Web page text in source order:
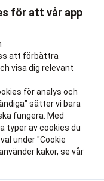
Ingen
för att vår app
att förbättra
visa dig relevant
för analys och
sätter vi bara
fungera. Med
typer av cookies du
under "Cookie
kakor, se vår